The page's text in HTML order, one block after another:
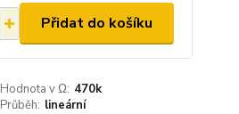
Přidat do košíku
Hodnota v Ω: 470k
Průběh: lineární